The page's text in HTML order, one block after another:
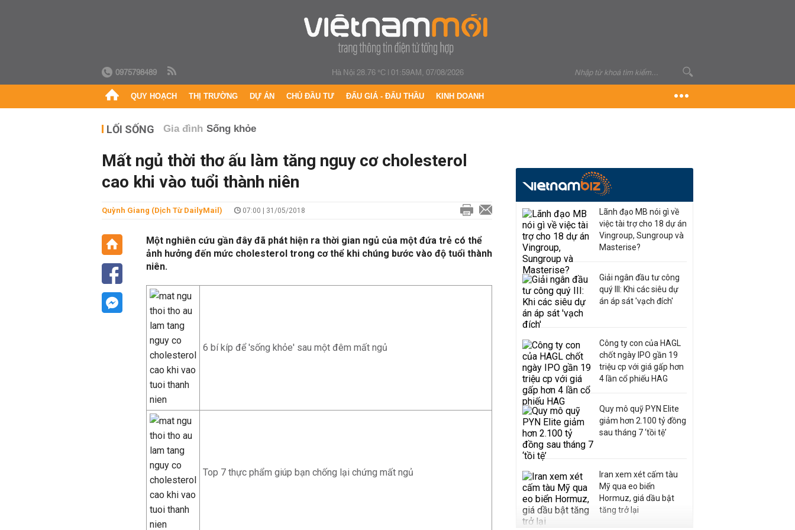
0975798489 Hà Nội 28.76 °C|01:59AM, 07/08/2026
QUY HOẠCH THỊ TRƯỜNG DỰ ÁN CHỦ ĐẦU TƯ ĐẤU GIÁ - ĐẤU THẦU KINH DOANH
LỐI SỐNG Gia đình Sống khỏe
Mất ngủ thời thơ ấu làm tăng nguy cơ cholesterol
cao khi vào tuổi thành niên
Quỳnh Giang (Dịch Từ DailyMail) 07:00 | 31/05/2018
Một nghiên cứu gần đây đã phát hiện ra thời gian ngủ của một đứa trẻ có thể
ảnh hưởng đến mức cholesterol trong cơ thể khi chúng bước vào độ tuổi thành
niên.
6 bí kíp để 'sống khỏe' sau một đêm mất ngủ
Top 7 thực phẩm giúp bạn chống lại chứng mất ngủ
Lãnh đạo MB nói gì về
việc tài trợ cho 18 dự án
Vingroup, Sungroup và
Masterise?
Giải ngân đầu tư công
quý III: Khi các siêu dự
án áp sát 'vạch đích'
Công ty con của HAGL
chốt ngày IPO gần 19
triệu cp với giá gấp hơn
4 lần cổ phiếu HAG
Quy mô quỹ PYN Elite
giảm hơn 2.100 tỷ đồng
sau tháng 7 ‘tồi tệ’
Iran xem xét cấm tàu
Mỹ qua eo biển
Hormuz, giá dầu bật
tăng trở lại